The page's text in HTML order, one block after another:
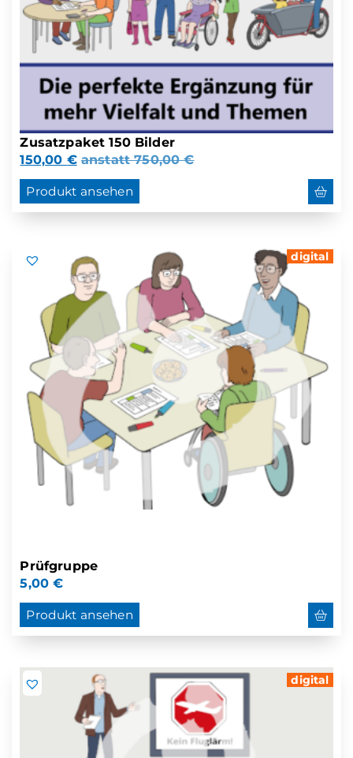
Zusatzpaket 150 Bilder
150,00 € anstatt750,00€
Produkt ansehen
digital
Prüfgruppe
5,00€
Produkt ansehen
digital